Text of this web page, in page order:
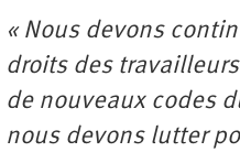
« Nous devons
droits des
de nouveaux codes
nous devons lutter